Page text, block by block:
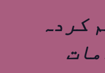
کردہ